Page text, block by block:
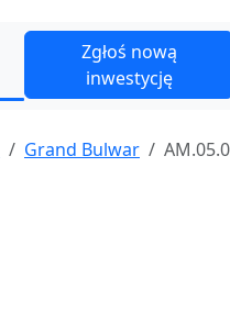
Zgłoś nową
inwestycję
Grand Bulwar